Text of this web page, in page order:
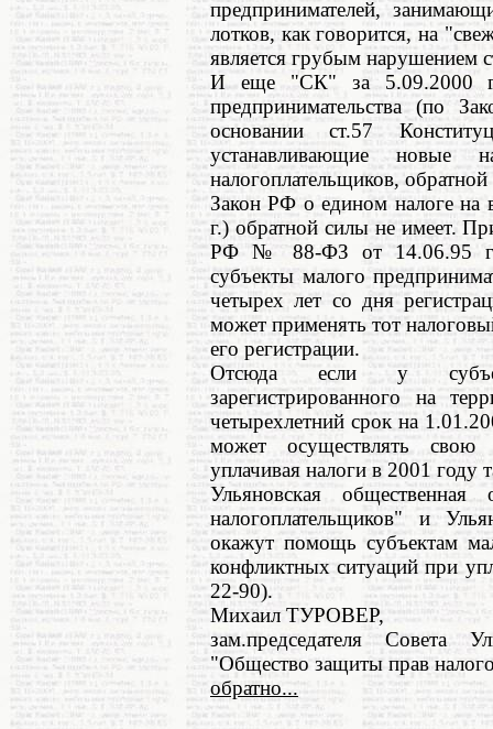
предпринимателей,
лотков, как говорится, на
является грубым
И еще "СК" за 5.09.2000 г.
предпринимательства
основании ст.57
устанавливающие новые
налогоплательщиков,
Закон РФ о едином налоге
г.) обратной силы не имеет.
РФ № 88-ФЗ от 14.06.95 г.,
субъекты малого
четырех лет со дня
может применять тот
его регистрации.
Отсюда если у
зарегистрированного на
четырехлетний срок на
может осуществлять свою
уплачивая налоги в 2001 году
Ульяновская
налогоплательщиков" и
окажут помощь субъектам
конфликтных ситуаций при
22-90).
Михаил ТУРОВЕР,
зам.председателя Совета
"Общество защиты прав
обратно...